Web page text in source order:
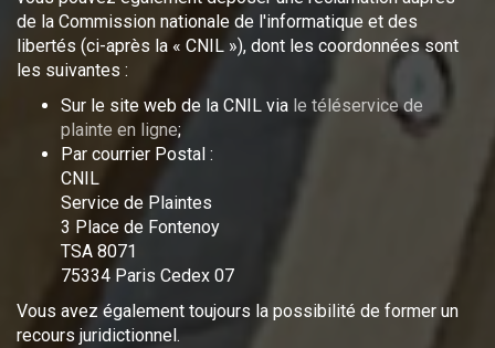
de la Commission nationale de l'informatique et des
libertés (ci-après la « CNIL »), dont les coordonnées sont
les suivantes :
Sur le site web de la CNIL via le téléservice de
plainte en ligne;
Par courrier Postal :
CNIL
Service de Plaintes
3 Place de Fontenoy
TSA 8071
75334 Paris Cedex 07
Vous avez également toujours la possibilité de former un
recours juridictionnel.